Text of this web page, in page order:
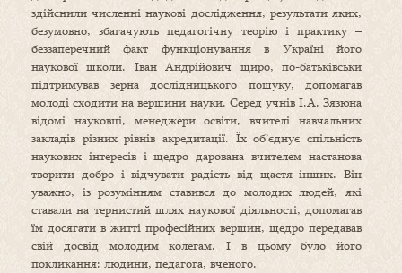
здійснили численні наукові дослідження, результати яких,
безумовно, збагачують педагогічну теорію і практику –
беззаперечний факт функціонування в Україні його
наукової школи. Іван Андрійович щиро, по-батьківськи
підтримував зерна дослідницького пошуку, допомагав
молоді сходити на вершини науки. Серед учнів І.А. Зязюна
відомі науковці, менеджери освіти, вчителі навчальних
закладів різних рівнів акредитації. Їх об’єднує спільність
наукових інтересів і щедро дарована вчителем настанова
творити добро і відчувати радість від щастя інших. Він
уважно, із розумінням ставився до молодих людей, які
ставали на тернистий шлях наукової діяльності, допомагав
їм досягати в житті професійних вершин, щедро передавав
свій досвід молодим колегам. І в цьому було його
покликання: людини, педагога, вченого.